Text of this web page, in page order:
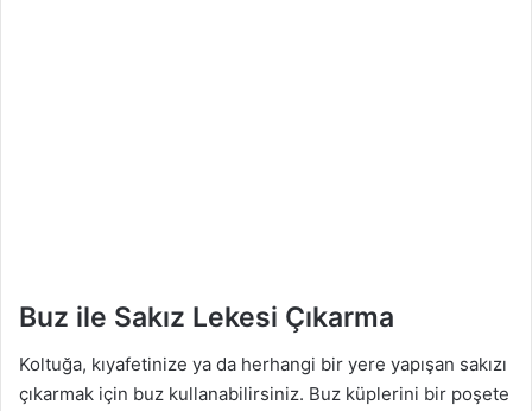
Buz ile Sakız Lekesi Çıkarma
Koltuğa, kıyafetinize ya da herhangi bir yere yapışan sakızı
çıkarmak için buz kullanabilirsiniz. Buz küplerini bir poşete